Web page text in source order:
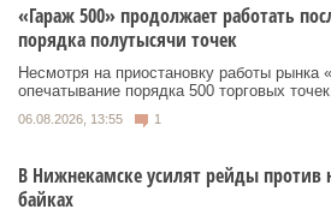
«Гараж 500» продолжает работать
порядка полутысячи точек
Несмотря на приостановку работы рынка
опечатывание порядка 500 торговых
06.08.2026, 13:55 1
В Нижнекамске усилят рейды против
байках